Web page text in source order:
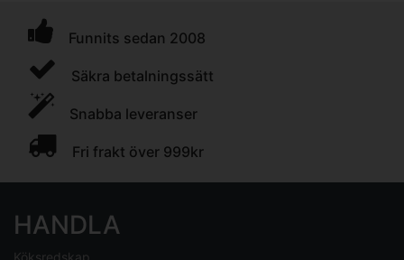
Funnits sedan 2008
Säkra betalningssätt
Snabba leveranser
Fri frakt över 999kr
HANDLA
Köksredskap